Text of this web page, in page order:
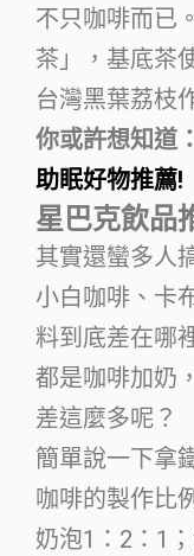
不只咖啡而已
茶」，基底茶
台灣黑葉荔枝
你或許想知道：
助眠好物推薦!
星巴克飲品
其實還蠻多人
小白咖啡、卡
料到底差在哪
都是咖啡加奶
差這麼多呢？
簡單說一下拿
咖啡的製作比
奶泡1：2：1